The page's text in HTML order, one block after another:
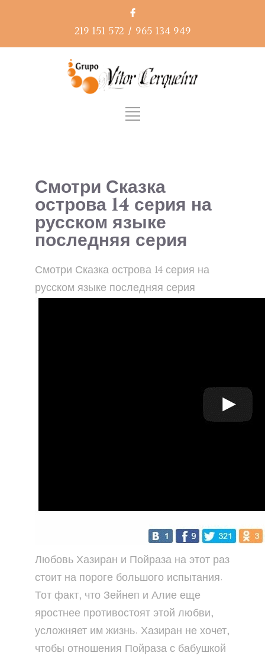
219 151 572 / 965 134 949
Смотри Сказка
острова 14 серия на
русском языке
последняя серия
Смотри Сказка острова 14 серия на
русском языке последняя серия
Любовь Хазиран и Пойраза на этот раз
стоит на пороге большого испытания.
Тот факт, что Зейнеп и Алие еще
яростнее противостоят этой любви,
усложняет им жизнь. Хазиран не хочет,
чтобы отношения Пойраза с бабушкой